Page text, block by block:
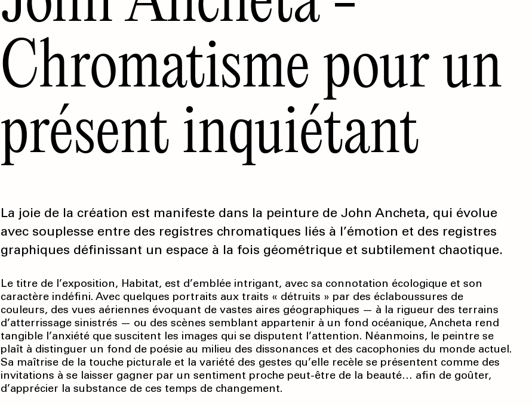
Chromatisme pour un
présent inquiétant
La joie de la création est manifeste dans la peinture de John Ancheta, qui évolue
avec souplesse entre des registres chromatiques liés à l’émotion et des registres
graphiques définissant un espace à la fois géométrique et subtilement chaotique.
Le titre de l’exposition, Habitat, est d’emblée intrigant, avec sa connotation écologique et son
caractère indéfini. Avec quelques portraits aux traits « détruits » par des éclaboussures de
couleurs, des vues aériennes évoquant de vastes aires géographiques — à la rigueur des terrains
d’atterrissage sinistrés — ou des scènes semblant appartenir à un fond océanique, Ancheta rend
tangible l’anxiété que suscitent les images qui se disputent l’attention. Néanmoins, le peintre se
plaît à distinguer un fond de poésie au milieu des dissonances et des cacophonies du monde actuel.
Sa maîtrise de la touche picturale et la variété des gestes qu’elle recèle se présentent comme des
invitations à se laisser gagner par un sentiment proche peut-être de la beauté… afin de goûter,
d’apprécier la substance de ces temps de changement.